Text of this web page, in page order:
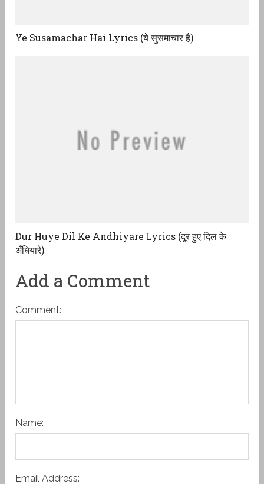
Ye Susamachar Hai Lyrics (ये सुसमाचार है)
Dur Huye Dil Ke Andhiyare Lyrics (दूर हुए दिल के
अँधियारे)
Add a Comment
Comment:
Name:
Email Address: